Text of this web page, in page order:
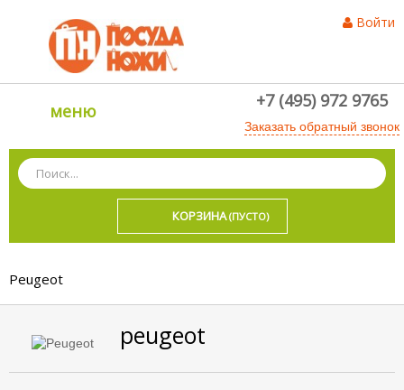
Войти
меню +7 (495) 972 9765
Заказать обратный звонок
КОРЗИНА (ПУСТО)
Peugeot
peugeot